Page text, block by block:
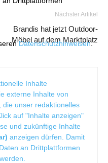
Datenschutzhinweisen.
Nächster Artikel
Brandis hat jetzt Outdoor-
Möbel auf dem Marktplatz
Inhalte
externe Inhalte von
, die unser redaktionelles
auf "Inhalte anzeigen"
und zukünftige Inhalte
anzeigen dürfen. Damit
an Drittplattformen